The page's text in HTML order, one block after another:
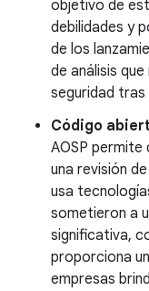
objetivo de
debilidades y
de los
de análisis
seguridad tras
Código
AOSP permite
una revisión
usa
sometieron a
significativa,
proporciona
empresas